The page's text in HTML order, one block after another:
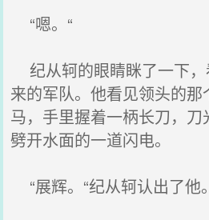
“嗯。“
纪从轲的眼睛眯了一下
来的军队。他看见领头的
马，手里握着一柄长刀，
劈开水面的一道闪电。
“展辉。“纪从轲认出了他。